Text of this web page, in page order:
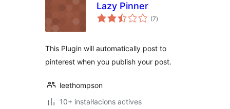
Lazy Pinner
(7puntuacions
totals
)
This Plugin will automatically post to
pinterest when you publish your post.
leethompson
10+ instal·lacions actives